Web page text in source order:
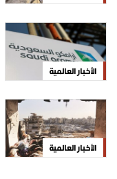
الأخبار العالمية
الأخبار العالمية